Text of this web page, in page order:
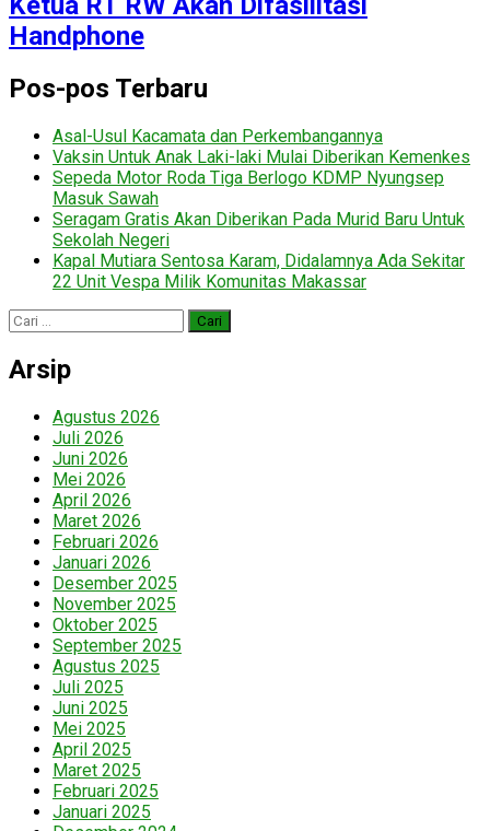
Handphone
Pos-pos Terbaru
Asal-Usul Kacamata dan Perkembangannya
Vaksin Untuk Anak Laki-laki Mulai Diberikan Kemenkes
Sepeda Motor Roda Tiga Berlogo KDMP Nyungsep
Masuk Sawah
Seragam Gratis Akan Diberikan Pada Murid Baru Untuk
Sekolah Negeri
Kapal Mutiara Sentosa Karam, Didalamnya Ada Sekitar
22 Unit Vespa Milik Komunitas Makassar
Cari
untuk:
Arsip
Agustus 2026
Juli 2026
Juni 2026
Mei 2026
April 2026
Maret 2026
Februari 2026
Januari 2026
Desember 2025
November 2025
Oktober 2025
September 2025
Agustus 2025
Juli 2025
Juni 2025
Mei 2025
April 2025
Maret 2025
Februari 2025
Januari 2025